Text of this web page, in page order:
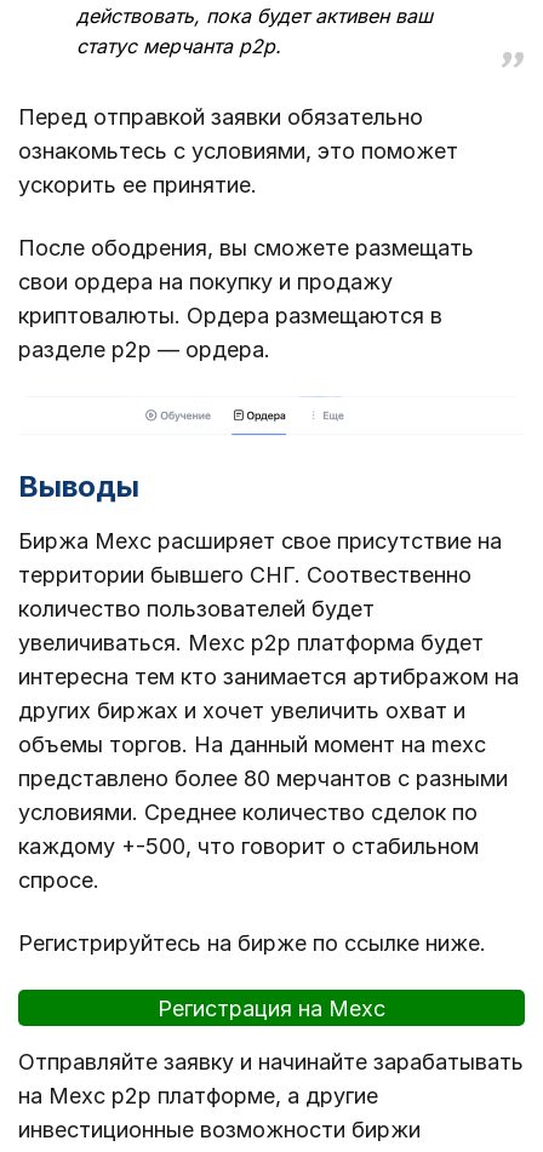
действовать, пока будет активен ваш
статус мерчанта p2p.
Перед отправкой заявки обязательно
ознакомьтесь с условиями, это поможет
ускорить ее принятие.
После ободрения, вы сможете размещать
свои ордера на покупку и продажу
криптовалюты. Ордера размещаются в
разделе p2p — ордера.
Выводы
Биржа Mexc расширяет свое присутствие на
территории бывшего СНГ. Соотвественно
количество пользователей будет
увеличиваться. Mexc p2p платформа будет
интересна тем кто занимается артибражом на
других биржах и хочет увеличить охват и
объемы торгов. На данный момент на mexc
представлено более 80 мерчантов с разными
условиями. Среднее количество сделок по
каждому +-500, что говорит о стабильном
спросе.
Регистрируйтесь на бирже по ссылке ниже.
Регистрация на Mexc
Отправляйте заявку и начинайте зарабатывать
на Mexc p2p платформе, а другие
инвестиционные возможности биржи